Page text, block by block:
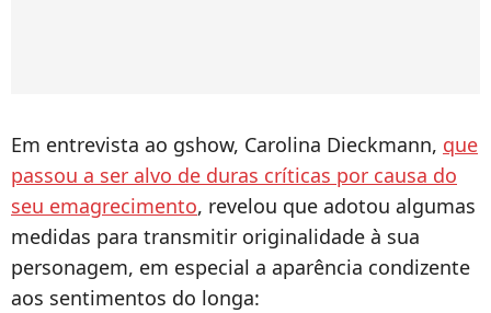
Em entrevista ao gshow, Carolina Dieckmann, que
passou a ser alvo de duras críticas por causa do
seu emagrecimento, revelou que adotou algumas
medidas para transmitir originalidade à sua
personagem, em especial a aparência condizente
aos sentimentos do longa: